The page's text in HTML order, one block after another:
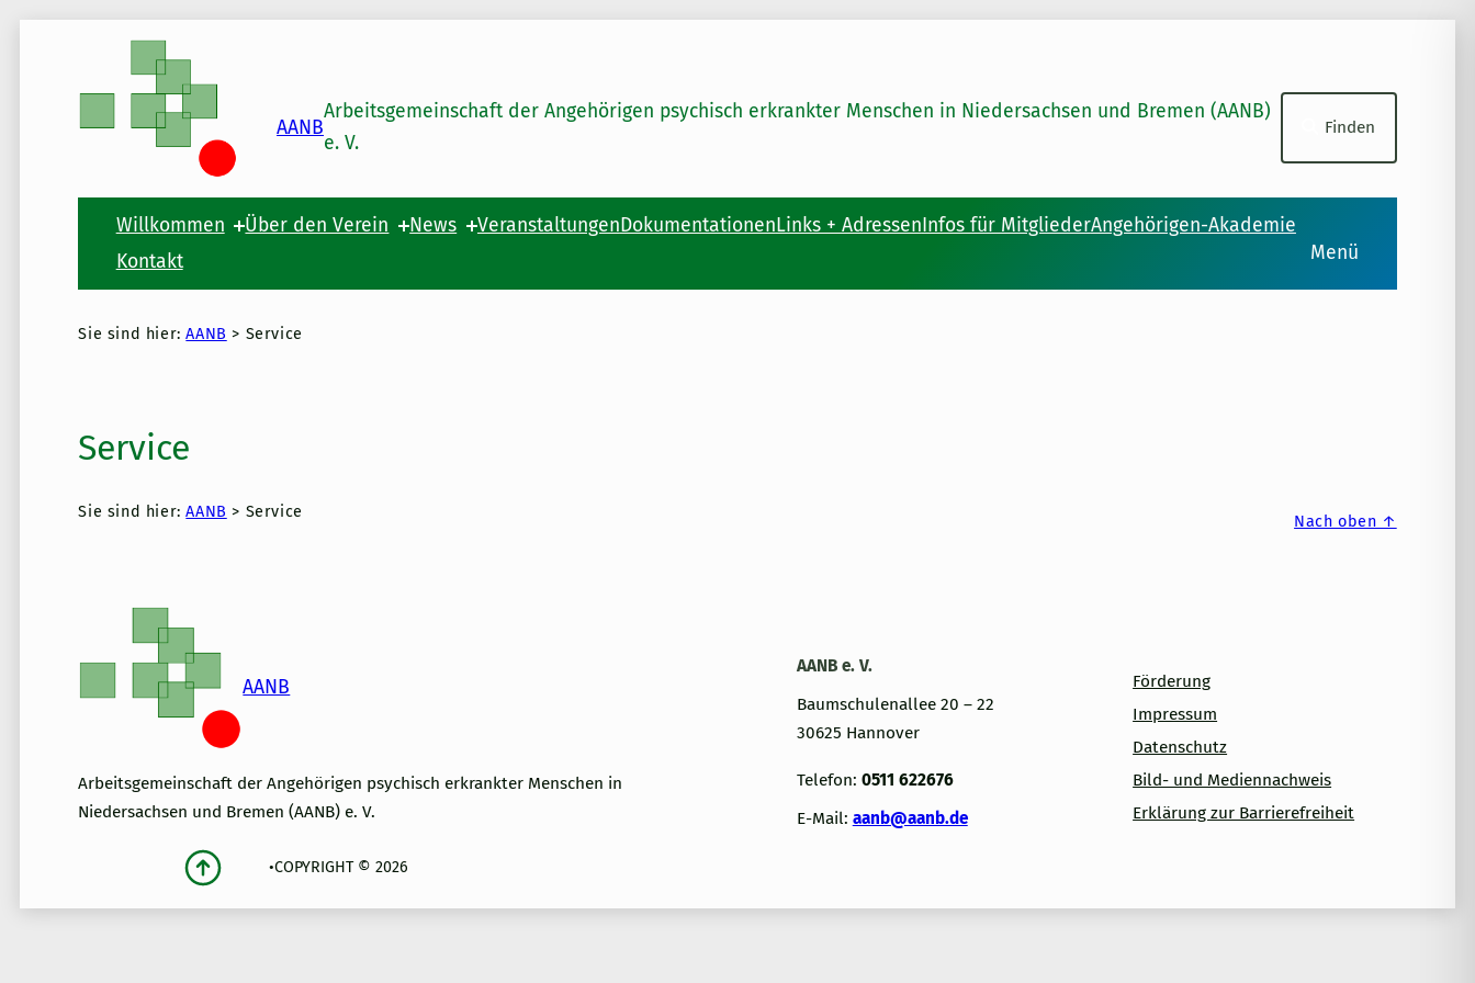
Skip to main content
Skip to footer
AANB
Arbeitsgemeinschaft der Angehörigen psychisch erkrankter Menschen in Niedersachsen und Bremen (AANB)
e. V.
Suchen
Finden
Willkommen Über den Verein News VeranstaltungenDokumentationenLinks + Adressen Infos für MitgliederAngehörigen-Akademie
Kontakt
Menü
Sie sind hier: AANB > Service
Service
Sie sind hier: AANB > Service
Nach oben ↑
AANB
Arbeitsgemeinschaft der Angehörigen psychisch erkrankter Menschen in
Niedersachsen und Bremen (AANB) e. V.
•COPYRIGHT © 2026
AANB e. V.
Baumschulenallee 20 – 22
30625 Hannover
Telefon: 0511 622676
E-Mail: aanb@aanb.de
Förderung
Impressum
Datenschutz
Bild- und Mediennachweis
Erklärung zur Barrierefreiheit